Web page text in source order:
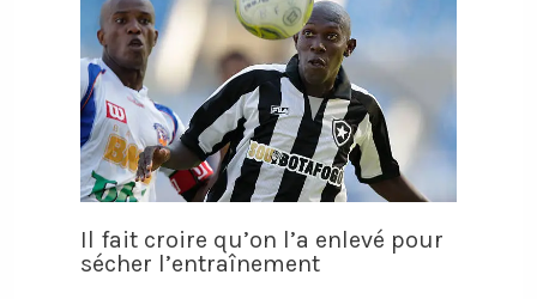
Il fait croire qu’on l’a enlevé pour
sécher l’entraînement